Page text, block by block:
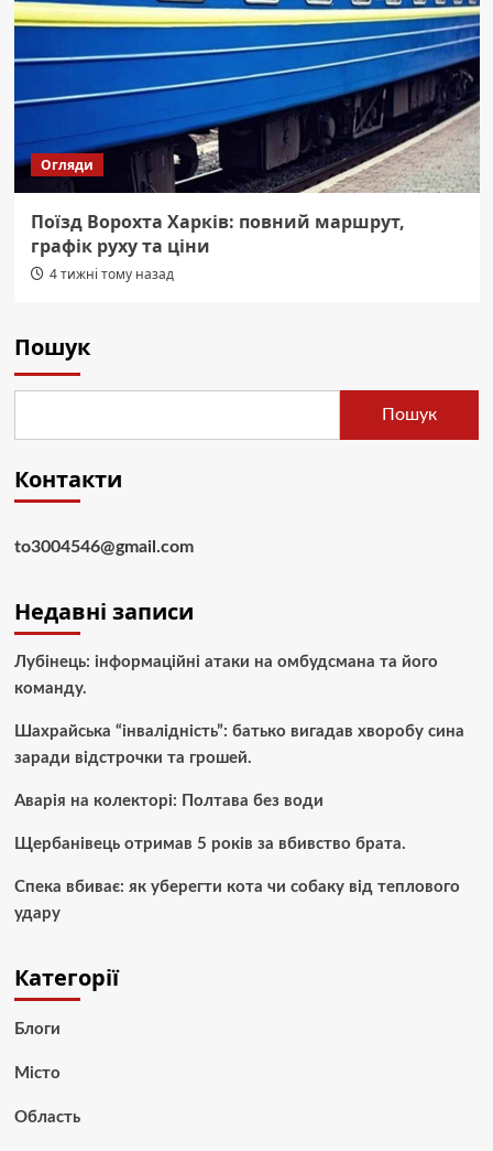
Огляди
Поїзд Ворохта Харків: повний маршрут,
графік руху та ціни
4 тижні тому назад
Пошук
Пошук
Контакти
to3004546@gmail.com
Недавні записи
Лубінець: інформаційні атаки на омбудсмана та його
команду.
Шахрайська “інвалідність”: батько вигадав хворобу сина
заради відстрочки та грошей.
Аварія на колекторі: Полтава без води
Щербанівець отримав 5 років за вбивство брата.
Спека вбиває: як уберегти кота чи собаку від теплового
удару
Категорії
Блоги
Місто
Область